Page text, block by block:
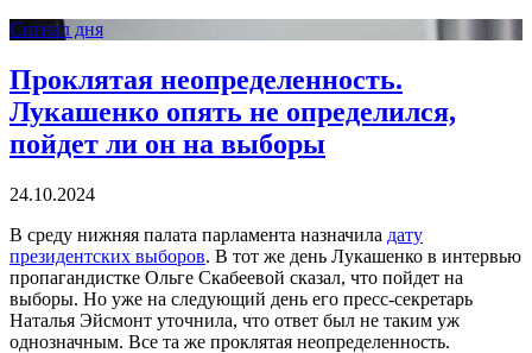
Сигнал дня
Проклятая неопределенность.
Лукашенко опять не определился,
пойдет ли он на выборы
24.10.2024
В среду нижняя палата парламента назначила дату
президентских выборов. В тот же день Лукашенко в интервью
пропагандистке Ольге Скабеевой сказал, что пойдет на
выборы. Но уже на следующий день его пресс-секретарь
Наталья Эйсмонт уточнила, что ответ был не таким уж
однозначным. Все та же проклятая неопределенность.